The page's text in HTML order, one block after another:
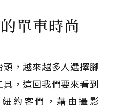
單車時尚
，越來越多人選擇腳
，這回我們要來看到
約客們，藉由攝影